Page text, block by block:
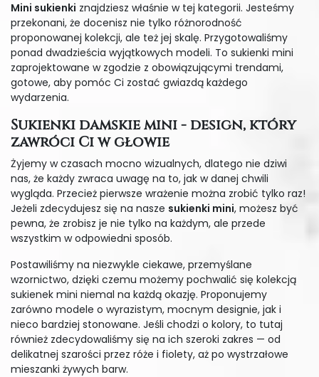
Mini sukienki znajdziesz właśnie w tej kategorii. Jesteśmy
przekonani, że docenisz nie tylko różnorodność
proponowanej kolekcji, ale też jej skalę. Przygotowaliśmy
ponad dwadzieścia wyjątkowych modeli. To sukienki mini
zaprojektowane w zgodzie z obowiązującymi trendami,
gotowe, aby pomóc Ci zostać gwiazdą każdego
wydarzenia.
Sukienki damskie mini - design, który
zawróci Ci w głowie
Żyjemy w czasach mocno wizualnych, dlatego nie dziwi
nas, że każdy zwraca uwagę na to, jak w danej chwili
wygląda. Przecież pierwsze wrażenie można zrobić tylko raz!
Jeżeli zdecydujesz się na nasze sukienki mini, możesz być
pewna, że zrobisz je nie tylko na każdym, ale przede
wszystkim w odpowiedni sposób.
Postawiliśmy na niezwykle ciekawe, przemyślane
wzornictwo, dzięki czemu możemy pochwalić się kolekcją
sukienek mini niemal na każdą okazję. Proponujemy
zarówno modele o wyrazistym, mocnym designie, jak i
nieco bardziej stonowane. Jeśli chodzi o kolory, to tutaj
również zdecydowaliśmy się na ich szeroki zakres — od
delikatnej szarości przez róże i fiolety, aż po wystrzałowe
mieszanki żywych barw.